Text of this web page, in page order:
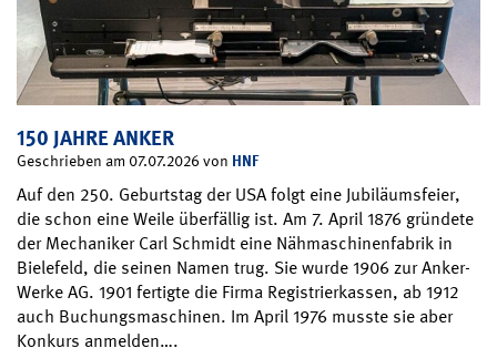
150 JAHRE ANKER
Geschrieben am 07.07.2026 von HNF
Auf den 250. Geburtstag der USA folgt eine Jubiläumsfeier,
die schon eine Weile überfällig ist. Am 7. April 1876 gründete
der Mechaniker Carl Schmidt eine Nähmaschinenfabrik in
Bielefeld, die seinen Namen trug. Sie wurde 1906 zur Anker-
Werke AG. 1901 fertigte die Firma Registrierkassen, ab 1912
auch Buchungsmaschinen. Im April 1976 musste sie aber
Konkurs anmelden….